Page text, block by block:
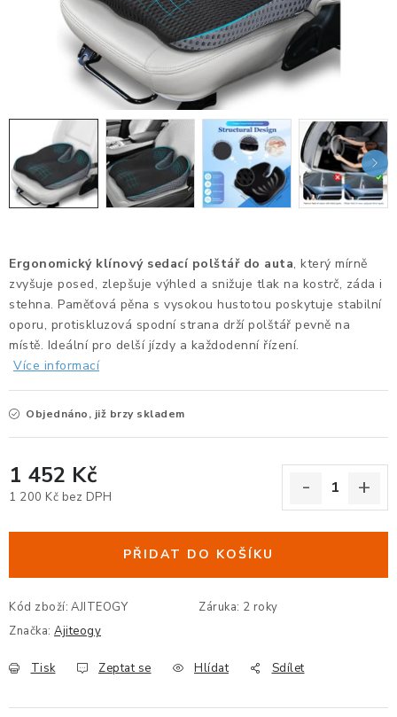
OBLÍBENÉ KATEGORIE
ZDRAVOTNÍ OBUV
PODSEDÁKY NA ŽIDLE
ZDRAVOTNICKÉ POMŮCKY
ERGONOMICKÉ MYŠI
PREZENTAČNÍ SYSTÉMY
DRŽÁKY NA TABLET - MOBIL
ERGONOMICKÉ PRODUKTY
BEDERNÍ A KRČNÍ OPĚRKY
PODLOŽKY POD MYŠ A ZÁPĚSTÍ
ERGONOMICKÉ KLÁVESNICE
Ergonomický klínový sedací polštář do auta, který mírně
zvyšuje posed, zlepšuje výhled a snižuje tlak na kostrč, záda i
stehna. Paměťová pěna s vysokou hustotou poskytuje stabilní
oporu, protiskluzová spodní strana drží polštář pevně na
místě. Ideální pro delší jízdy a každodenní řízení.
Více informací
Objednáno, již brzy skladem
1 452 Kč
1 200 Kč bez DPH
PŘIDAT DO KOŠÍKU
Kód zboží: AJITEOGY Záruka: 2 roky
Značka: Ajiteogy
Tisk Zeptat se Hlídat Sdílet